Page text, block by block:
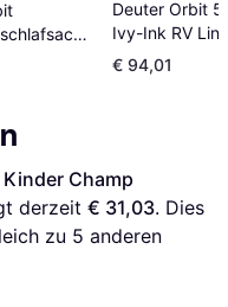
Deuter Orbit
Ivy-Ink RV
€ 94,01
Champ
derzeit € 31,03. Dies
zu 5 anderen